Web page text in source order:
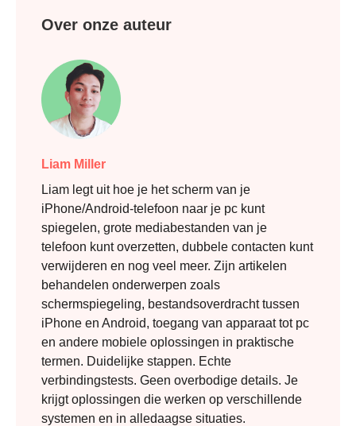
Over onze auteur
Liam Miller
Liam legt uit hoe je het scherm van je
iPhone/Android-telefoon naar je pc kunt
spiegelen, grote mediabestanden van je
telefoon kunt overzetten, dubbele contacten kunt
verwijderen en nog veel meer. Zijn artikelen
behandelen onderwerpen zoals
schermspiegeling, bestandsoverdracht tussen
iPhone en Android, toegang van apparaat tot pc
en andere mobiele oplossingen in praktische
termen. Duidelijke stappen. Echte
verbindingstests. Geen overbodige details. Je
krijgt oplossingen die werken op verschillende
systemen en in alledaagse situaties.